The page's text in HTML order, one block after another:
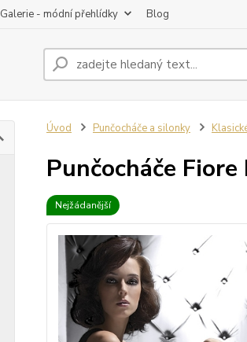
Galerie - módní přehlídky Blog
Úvod Punčocháče a silonky
Punčocháče
Nejžádanější